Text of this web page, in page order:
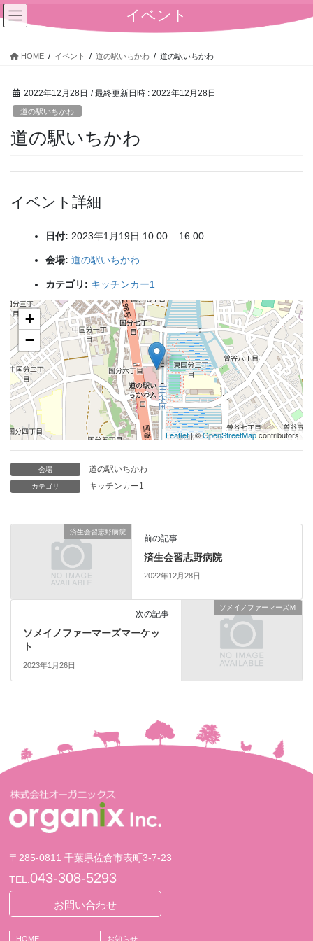
コ
ン
ナ
ビ
イベント
HOME イベント 道の駅いちかわ 道の駅いちかわ
2022年12月28日 / 最終更新日時 : 2022年12月28日
道の駅いちかわ
道の駅いちかわ
イベント詳細
日付: 2023年1月19日 10:00 – 16:00
会場: 道の駅いちかわ
カテゴリ: キッチンカー1
+
−
Leaflet| ©OpenStreetMapcontributors
会場 道の駅いちかわ
カテゴリ キッチンカー1
済生会習志野病院
前の記事
済生会習志野病院
2022年12月28日
ソメイノファーマーズＭ
次の記事
ソメイノファーマーズマーケッ
ト
2023年1月26日
〒285-0811 千葉県佐倉市表町3-7-23
TEL.043-308-5293
お問い合わせ
HOME お知らせ